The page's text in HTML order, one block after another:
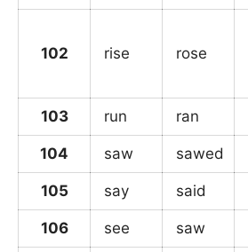
102 rise rose
103 run ran
104 saw sawed
105 say said
106 see saw